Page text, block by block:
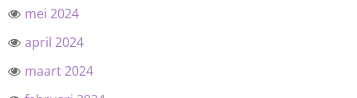
mei 2024
april 2024
maart 2024